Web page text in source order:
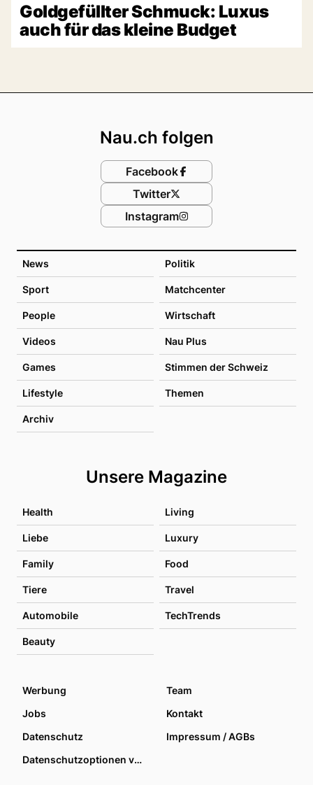
Goldgefüllter Schmuck: Luxus
auch für das kleine Budget
News Politik
Sport Matchcenter
People Wirtschaft
Videos Nau Plus
Games Stimmen der Schweiz
Lifestyle Themen
Archiv
Unsere Magazine
Health Living
Liebe Luxury
Family Food
Tiere Travel
Automobile TechTrends
Beauty
Nau.ch folgen
Facebook
Twitter
Instagram
Werbung
Team
Jobs
Kontakt
Datenschutz
Impressum / AGBs
Datenschutzoptionen verwalten